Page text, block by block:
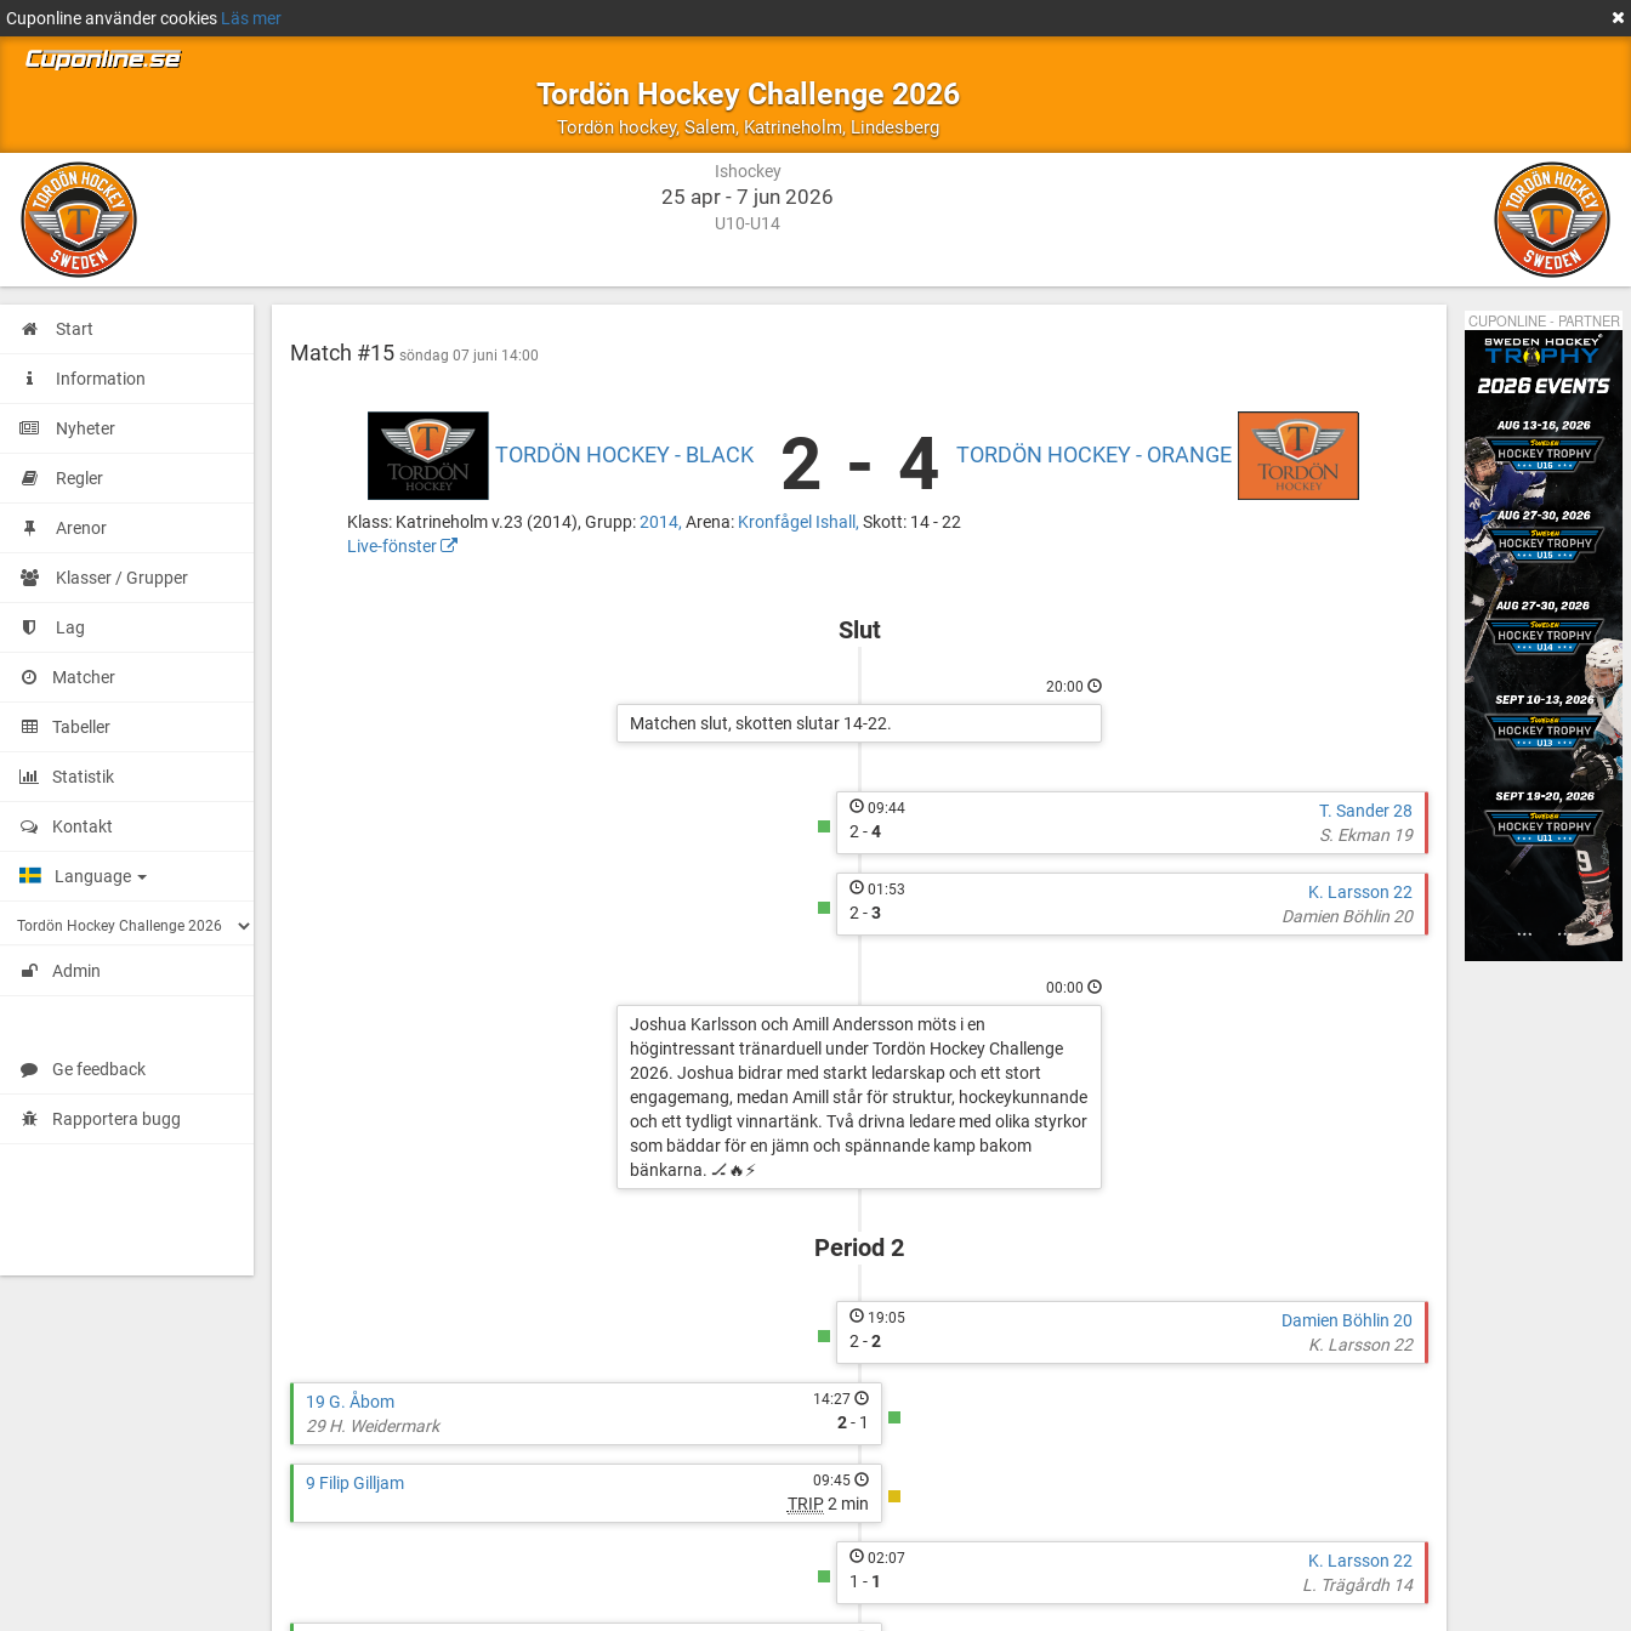
Cuponline använder cookies Läs mer
Tordön Hockey Challenge 2026
Tordön hockey, Ishockey
Salem, Katrineholm, LindesbergSalem,
Katrineholm,
Ishockey
25 apr - 7 jun 2026
U10-U14
Start
Information
Nyheter
Regler
Arenor
Klasser / Grupper
Lag
Matcher
Tabeller
Statistik
Kontakt
Language
Admin
Ge feedback
Rapportera bugg
Match #15 söndag 07 juni 14:00
Tordön
-
Black
Kronfågel
Kronfågel
Ishall
TORDÖN HOCKEY - BLACK 2 - 4 TORDÖN HOCKEY - ORANGE
Klass: Katrineholm v.23 (2014), Grupp:2014, Arena: Kronfågel Ishall, Skott: 14 - 22
Live-fönster
Slut
20:00
Matchen slut, skotten slutar 14-22.
T. Sander 28
S. Ekman 19
09:44
2 -4
K. Larsson 22
Damien Böhlin 20
01:53
2 -3
00:00
Joshua Karlsson och Amill Andersson möts i en
högintressant tränarduell under Tordön Hockey Challenge
2026. Joshua bidrar med starkt ledarskap och ett stort
engagemang, medan Amill står för struktur, hockeykunnande
och ett tydligt vinnartänk. Två drivna ledare med olika styrkor
som bäddar för en jämn och spännande kamp bakom
bänkarna. 🏒🔥⚡
Period 2
Damien Böhlin 20
K. Larsson 22
19:05
2 -2
19 G. Åbom
29 H. Weidermark
14:27
2- 1
9 Filip Gilljam 09:45
TRIP2 min
K. Larsson 22
L. Trägårdh 14
02:07
1 - 1
CUPONLINE - PARTNER